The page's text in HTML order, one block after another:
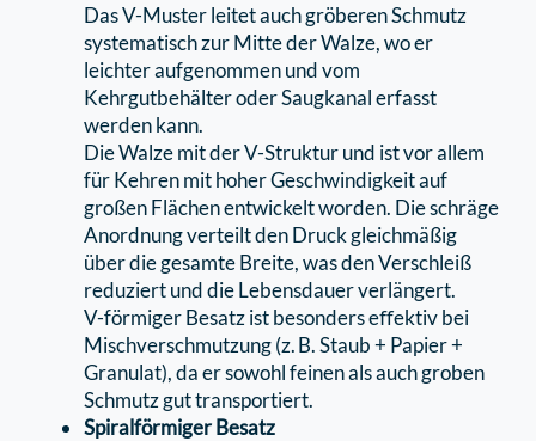
Das V-Muster leitet auch gröberen Schmutz
systematisch zur Mitte der Walze, wo er
leichter aufgenommen und vom
Kehrgutbehälter oder Saugkanal erfasst
werden kann.
Die Walze mit der V-Struktur und ist vor allem
für Kehren mit hoher Geschwindigkeit auf
großen Flächen entwickelt worden. Die schräge
Anordnung verteilt den Druck gleichmäßig
über die gesamte Breite, was den Verschleiß
reduziert und die Lebensdauer verlängert.
V-förmiger Besatz ist besonders eﬀektiv bei
Mischverschmutzung (z. B. Staub + Papier +
Granulat), da er sowohl feinen als auch groben
Schmutz gut transportiert.
Spiralförmiger Besatz